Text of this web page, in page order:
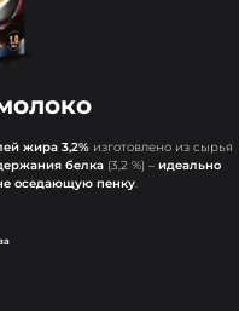
жира 3,2%изготовлено из сырья
белка (3,2 %) – идеально
оседающую пенку.